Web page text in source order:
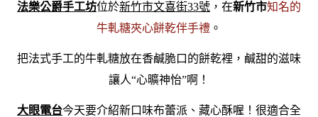
法樂公爵手工坊位於新竹市文喜街33號 ，在新竹市知名的
牛軋糖夾心餅乾伴手禮 。
把法式手工的牛軋糖放在香鹹脆口的餅乾裡，鹹甜的滋味
讓人“心曠神怡”啊！
大眼電台今天要介紹新口味布蕾派、藏心酥喔！很適合全